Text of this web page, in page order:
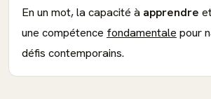
En un mot, la capacité à apprendre
une compétence fondamentale pour
défis contemporains.